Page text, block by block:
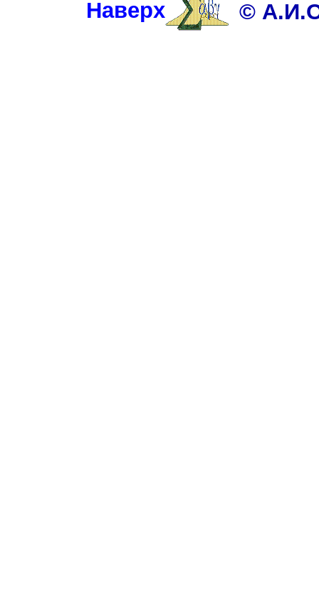
Наверх ©